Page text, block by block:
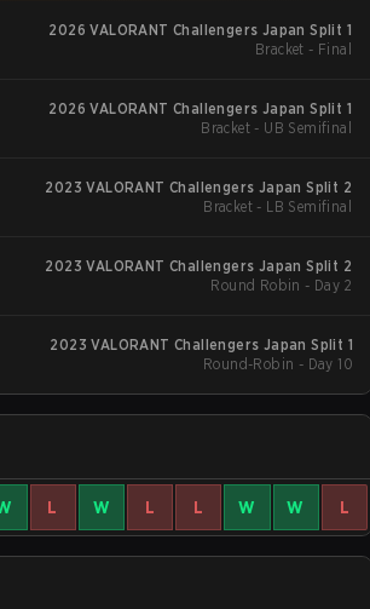
2026 VALORANT Challengers Japan Split 1
Bracket - Final
2026 VALORANT Challengers Japan Split 1
Bracket - UB Semifinal
2023 VALORANT Challengers Japan Split 2
Bracket - LB Semifinal
2023 VALORANT Challengers Japan Split 2
Round Robin - Day 2
2023 VALORANT Challengers Japan Split 1
Round-Robin - Day 10
L W L L W W L